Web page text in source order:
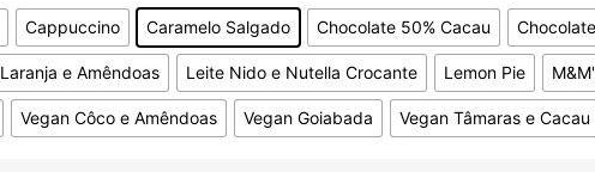
Cappuccino Caramelo Salgado Chocolate 50% Cacau
Laranja e Amêndoas Leite Nido e Nutella Crocante Lemon Pie
Vegan Côco e Amêndoas Vegan Goiabada Vegan Tâmaras e Cacau